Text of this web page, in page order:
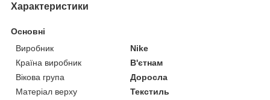
Характеристики
Основні
Виробник
Nike
Країна виробник
В'єтнам
Вікова група
Доросла
Матеріал верху
Текстиль